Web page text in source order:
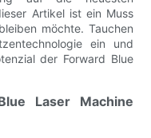
Artikel ist ein Muss
möchte. Tauchen
ein und
der Forward Blue
Laser Machine